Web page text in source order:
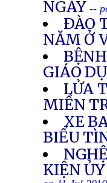
NGÀY --
ÐÀO
NĂM Ở
GIÁO
LỬA
MIỀN
XE
BIỂU
KIỆN